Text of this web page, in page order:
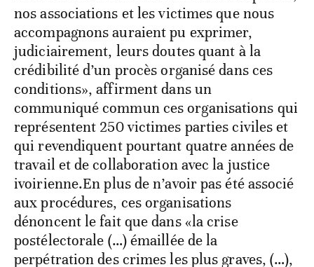
nos associations et les victimes que nous
accompagnons auraient pu exprimer,
judiciairement, leurs doutes quant à la
crédibilité d’un procès organisé dans ces
conditions», affirment dans un
communiqué commun ces organisations qui
représentent 250 victimes parties civiles et
qui revendiquent pourtant quatre années de
travail et de collaboration avec la justice
ivoirienne.En plus de n’avoir pas été associé
aux procédures, ces organisations
dénoncent le fait que dans «la crise
postélectorale (…) émaillée de la
perpétration des crimes les plus graves, (…),